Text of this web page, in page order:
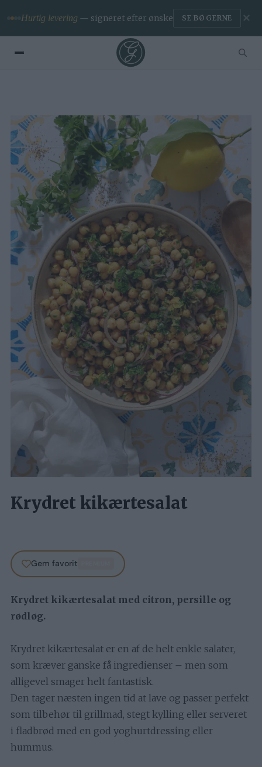
Hurtig levering — signeret efter ønske SE BØGERNE ✕
Krydret kikærtesalat
Gem favorit
Krydret kikærtesalat med citron, persille og
rødløg.
Krydret kikærtesalat er en af de helt enkle salater,
som kræver ganske få ingredienser – men som
alligevel smager helt fantastisk.
Den tager næsten ingen tid at lave og passer perfekt
som tilbehør til grillmad, stegt kylling eller serveret
i fladbrød med en god yoghurtdressing eller
hummus.